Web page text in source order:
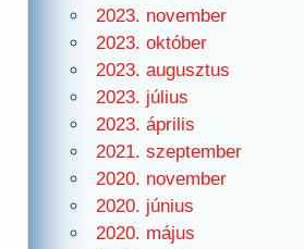
2023. november
2023. október
2023. augusztus
2023. július
2023. április
2021. szeptember
2020. november
2020. június
2020. május